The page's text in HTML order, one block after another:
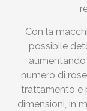
Con la
possibile
numero di
trattamento e
dimensioni, in